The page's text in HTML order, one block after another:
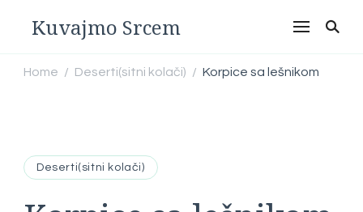
Kuvajmo Srcem
Home / Deserti(sitni kolači) / Korpice sa lešnikom
Deserti(sitni kolači)